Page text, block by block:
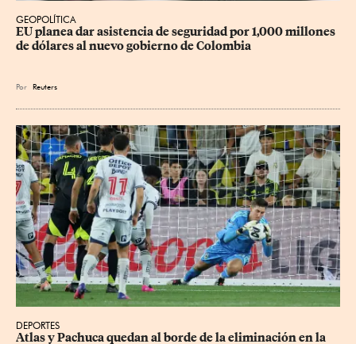
GEOPOLÍTICA
EU planea dar asistencia de seguridad por 1,000 millones
de dólares al nuevo gobierno de Colombia
Por Reuters
DEPORTES
Atlas y Pachuca quedan al borde de la eliminación en la